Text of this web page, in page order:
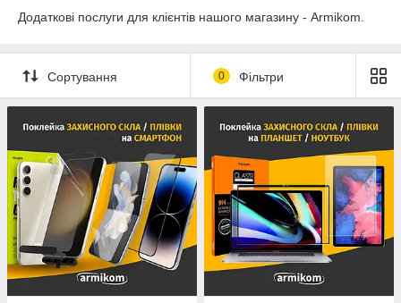
Додаткові послуги для клієнтів нашого магазину - Armikom.
Сортування 0 Фільтри